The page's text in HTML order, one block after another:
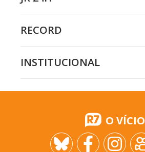
RECORD
INSTITUCIONAL
O VÍCIO